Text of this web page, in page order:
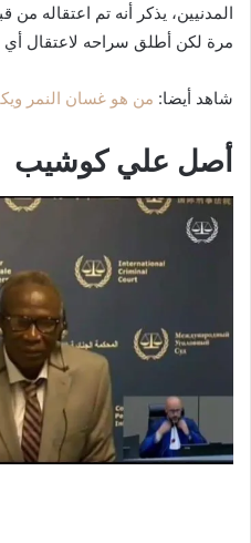
المدنيين، يذكر أنه تم اعتقاله من
مرة لكن أطلق سراحه لاعتقال
شاهد أيضا: من هو غسان النمر
أصل علي كوشيب